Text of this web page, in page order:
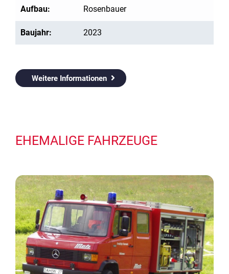
Aufbau: Rosenbauer
Baujahr: 2023
Weitere Informationen
EHEMALIGE FAHRZEUGE